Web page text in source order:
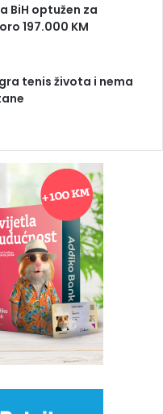
BiH optužen za
197.000 KM
tenis života i nema